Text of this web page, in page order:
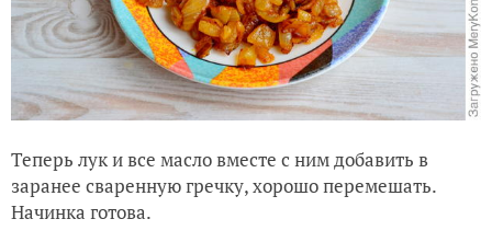
Теперь лук и все масло вместе с ним добавить в
заранее сваренную гречку, хорошо перемешать.
Начинка готова.